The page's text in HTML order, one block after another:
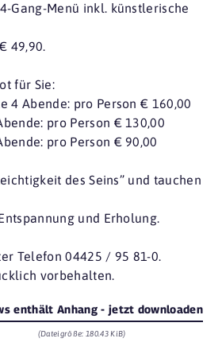
Gang-Menü inkl. künstlerische
49,90.
für Sie:
4 Abende: pro Person € 160,00
pro Person € 130,00
pro Person € 90,00
des Seins” und tauchen
und Erholung.
Telefon 04425 / 95 81-0.
vorbehalten.
enthält Anhang - jetzt downloaden
(Dateigröße: 180.43 KiB)